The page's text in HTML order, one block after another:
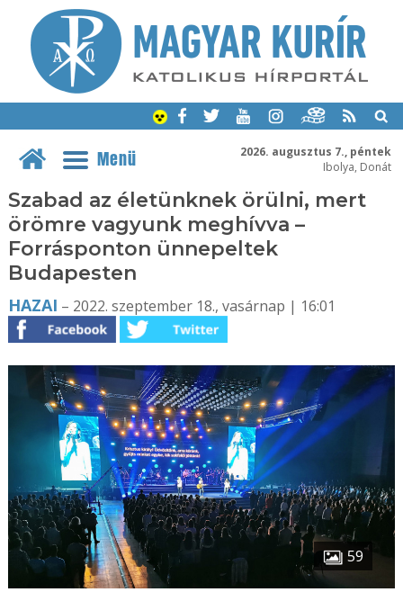
2026. augusztus 7., péntek
Ibolya, Donát
Menü
Szabad az életünknek örülni, mert
örömre vagyunk meghívva –
Forrásponton ünnepeltek
Budapesten
HAZAI – 2022. szeptember 18., vasárnap | 16:01
59